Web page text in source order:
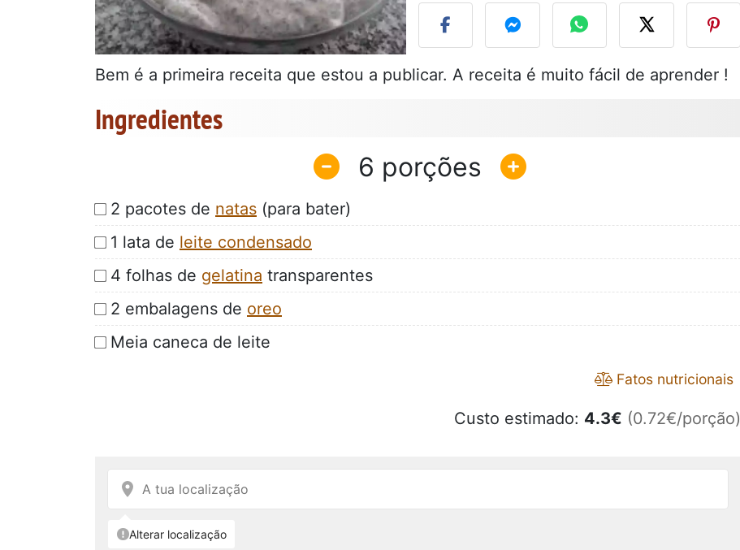
Bem é a primeira receita que estou a publicar. A receita é muito fácil de aprender !
Ingredientes
6
2 pacotes de natas (para bater)
1 lata de leite condensado
4 folhas de gelatina transparentes
2 embalagens de oreo
Meia caneca de leite
Fatos nutricionais
Custo estimado: 4.3€ (0.72€/porção)